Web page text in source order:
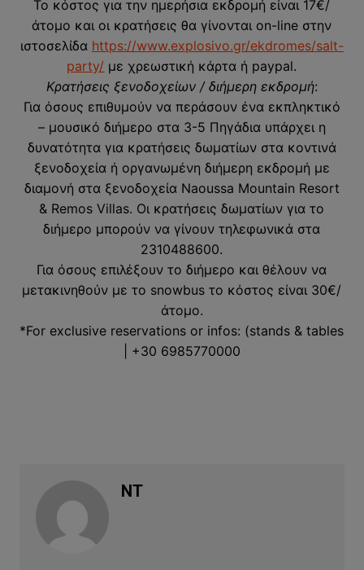
Το κόστος για την ημερήσια εκδρομή είναι 17€/
άτομο και οι κρατήσεις θα γίνονται on-line στην
ιστοσελίδα https://www.explosivo.gr/ekdromes/salt-
party/ με χρεωστική κάρτα ή paypal.
Κρατήσεις ξενοδοχείων / διήμερη εκδρομή:
Για όσους επιθυμούν να περάσουν ένα εκπληκτικό
– μουσικό διήμερο στα 3-5 Πηγάδια υπάρχει η
δυνατότητα για κρατήσεις δωματίων στα κοντινά
ξενοδοχεία ή οργανωμένη διήμερη εκδρομή με
διαμονή στα ξενοδοχεία Naoussa Mountain Resort
& Remos Villas. Οι κρατήσεις δωματίων για το
διήμερο μπορούν να γίνουν τηλεφωνικά στα
2310488600.
Για όσους επιλέξουν το διήμερο και θέλουν να
μετακινηθούν με το snowbus το κόστος είναι 30€/
άτομο.
*For exclusive reservations or infos: (stands & tables
| +30 6985770000
NT